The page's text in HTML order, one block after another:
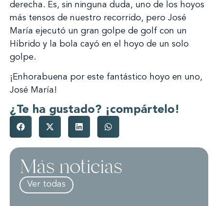
derecha. Es, sin ninguna duda, uno de los hoyos
más tensos de nuestro recorrido, pero José
María ejecutó un gran golpe de golf con un
Híbrido y la bola cayó en el hoyo de un solo
golpe.
¡Enhorabuena por este fantástico hoyo en uno,
José María!
¿Te ha gustado? ¡compártelo!
Más noticias
Ver todas